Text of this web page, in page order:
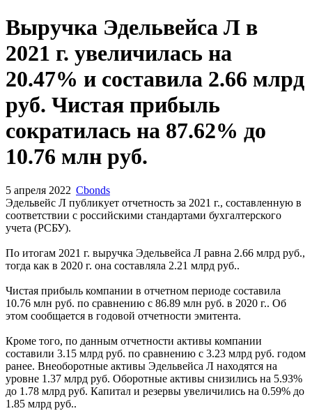
Выручка Эдельвейса Л в
2021 г. увеличилась на
20.47% и составила 2.66 млрд
руб. Чистая прибыль
сократилась на 87.62% до
10.76 млн руб.
5 апреля 2022 Cbonds
Эдельвейс Л публикует отчетность за 2021 г., составленную в
соответствии с российскими стандартами бухгалтерского
учета (РСБУ).
По итогам 2021 г. выручка Эдельвейса Л равна 2.66 млрд руб.,
тогда как в 2020 г. она составляла 2.21 млрд руб..
Чистая прибыль компании в отчетном периоде составила
10.76 млн руб. по сравнению с 86.89 млн руб. в 2020 г.. Об
этом сообщается в годовой отчетности эмитента.
Кроме того, по данным отчетности активы компании
составили 3.15 млрд руб. по сравнению с 3.23 млрд руб. годом
ранее. Внеоборотные активы Эдельвейса Л находятся на
уровне 1.37 млрд руб. Оборотные активы снизились на 5.93%
до 1.78 млрд руб. Капитал и резервы увеличились на 0.59% до
1.85 млрд руб..